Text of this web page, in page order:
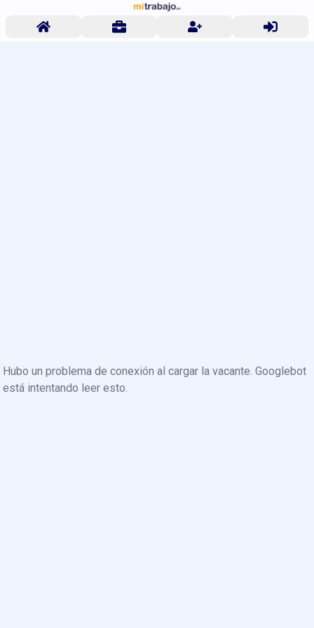
Hubo un problema de conexión al cargar la vacante. Googlebot
está intentando leer esto.